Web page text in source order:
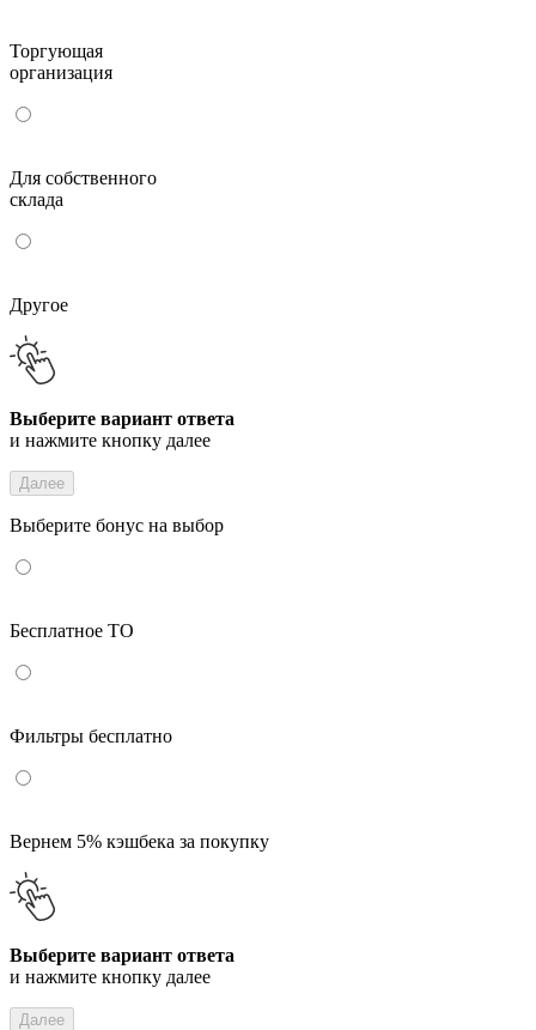
Торгующая
организация
Для собственного
склада
Другое
Выберите вариант ответа
и нажмите кнопку далее
Далее
Выберите бонус на выбор
Бесплатное ТО
Фильтры бесплатно
Вернем 5% кэшбека за покупку
Выберите вариант ответа
и нажмите кнопку далее
Далее